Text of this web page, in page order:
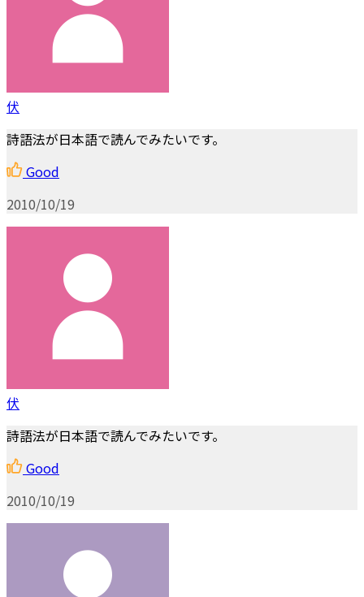
伏
詩語法が日本語で読んでみたいです。
Good
2010/10/19
伏
詩語法が日本語で読んでみたいです。
Good
2010/10/19